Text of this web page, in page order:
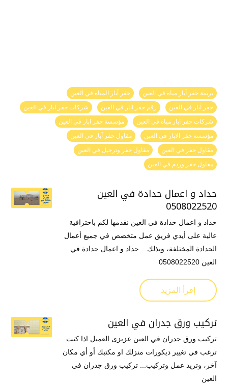
بريمة حفر آبار مياه في العين
حفر آبار المياه في العين
حفر آبار في العين
رقم حفر ابار في العين
شركات حفر ابار في العين
شركات حفر ابار مياه في العين
مؤسسة حفر ابار في العين
مؤسسة حفر الابار في العين
مقاول حفر آبار في العين
مقاول حفر في العين
مقاول حفر وترحيل في العين
مقاول حفر وردم في العين
حداد و اعمال حدادة في العين
0508022520
حداد و اعمال حدادة في العين نقدمها لكم باحترافية
عالية على أيدي فريق عمل متخصص في جميع أعمال
الحدادة المختلفة، وبذلك... حداد و اعمال حدادة في
العين 0508022520
إقرأ المزيد
تركيب ورق جدران في العين
تركيب ورق جدران في العين عزيزى العميل اذا كنت
ترغب في تغيير ديكورات منزلك او مكتبك أو أي مكان
آخر، وتريد عمل وتركيب... تركيب ورق جدران في
العين